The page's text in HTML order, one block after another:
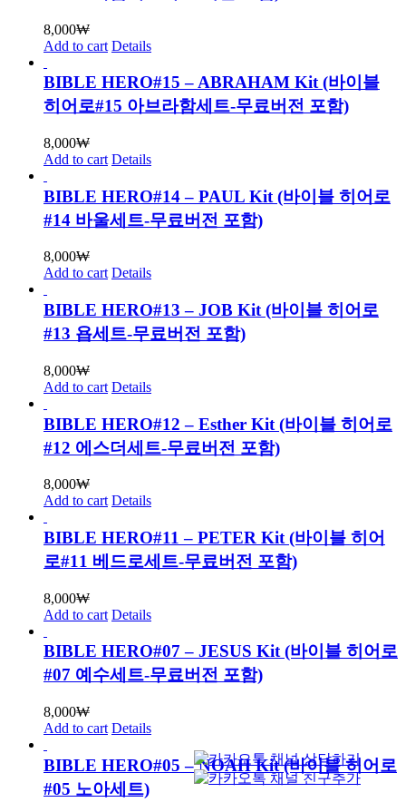
8,000₩
Add to cart Details
BIBLE HERO#15 – ABRAHAM Kit (바이블
히어로#15 아브라함세트-무료버전 포함)
8,000₩
Add to cart Details
BIBLE HERO#14 – PAUL Kit (바이블 히어로
#14 바울세트-무료버전 포함)
8,000₩
Add to cart Details
BIBLE HERO#13 – JOB Kit (바이블 히어로
#13 욥세트-무료버전 포함)
8,000₩
Add to cart Details
BIBLE HERO#12 – Esther Kit (바이블 히어로
#12 에스더세트-무료버전 포함)
8,000₩
Add to cart Details
BIBLE HERO#11 – PETER Kit (바이블 히어
로#11 베드로세트-무료버전 포함)
8,000₩
Add to cart Details
BIBLE HERO#07 – JESUS Kit (바이블 히어로
#07 예수세트-무료버전 포함)
8,000₩
Add to cart Details
BIBLE HERO#05 – NOAH Kit (바이블 히어로
#05 노아세트)